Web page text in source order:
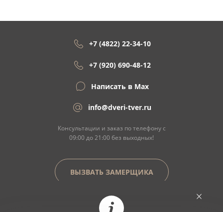
+7 (4822) 22-34-10
+7 (920) 690-48-12
Написать в Max
info@dveri-tver.ru
Консультации и заказ по телефону с
09:00 до 21:00 без выходных!
ВЫЗВАТЬ ЗАМЕРЩИКА